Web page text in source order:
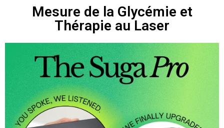
Mesure de la Glycémie et
Thérapie au Laser